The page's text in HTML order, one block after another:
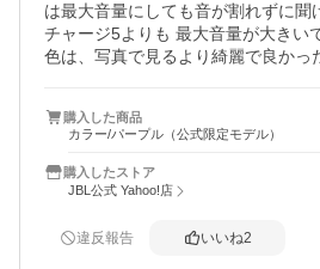
は最大音量にしても音が割れずに
チャージ5よりも 最大音量が大きい
色は、写真で見るより綺麗で良かっ
購入した商品
カラー/パープル（公式限定モデル）
購入したストア
JBL公式 Yahoo!店
違反報告 いいね2